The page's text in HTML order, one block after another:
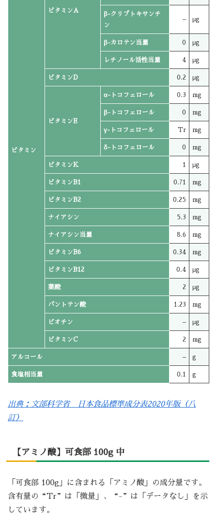
ビタミン
ビタミンA
β-クリプトキサンチ
ン
– μg
β-カロテン当量 0 μg
レチノール活性当量 4 μg
ビタミンD 0.2 μg
ビタミンE
α-トコフェロール 0.3 mg
β-トコフェロール 0 mg
γ-トコフェロール Tr mg
δ-トコフェロール 0 mg
ビタミンK 1 μg
ビタミンB1 0.71 mg
ビタミンB2 0.25 mg
ナイアシン 5.3 mg
ナイアシン当量 8.6 mg
ビタミンB6 0.34 mg
ビタミンB12 0.4 μg
葉酸 2 μg
パントテン酸 1.23 mg
ビオチン – μg
ビタミンC 2 mg
アルコール – g
食塩相当量 0.1 g
出典：文部科学省 日本食品標準成分表2020年版（八
訂）
【アミノ酸】可食部 100g 中
「可食部 100g」に含まれる「アミノ酸」の成分量です。
含有量の“Tr”は「微量」、“-”は「データなし」を示
しています。